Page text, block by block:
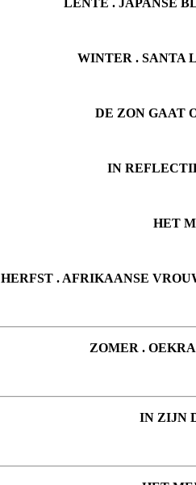
LENTE . JAPANSE
WINTER . SANTA
DE ZON GAAT
IN
HET
HERFST . AFRIKAANSE
ZOMER .
IN ZIJN